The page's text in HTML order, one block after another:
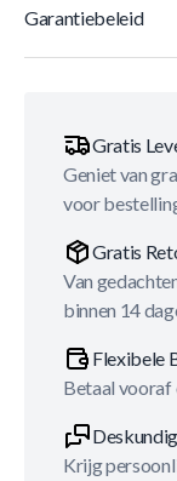
Garantiebeleid
Gratis
Geniet van
voor
Gratis
Van
binnen 14
Flexibele
Betaal
Krijg